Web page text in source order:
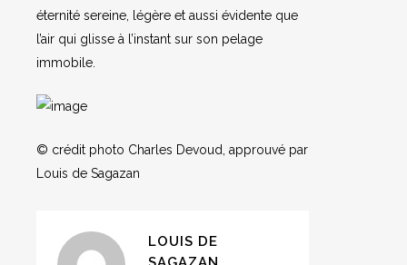
éternité sereine, légère et aussi évidente que
l’air qui glisse à l’instant sur son pelage
immobile.
© crédit photo Charles Devoud, approuvé par
Louis de Sagazan
LOUIS DE